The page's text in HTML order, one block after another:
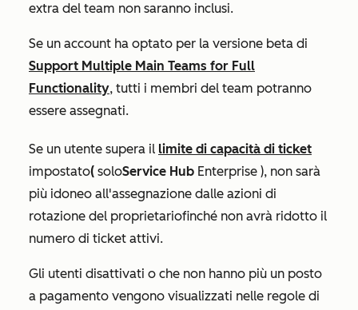
extra del team non saranno inclusi.
Se un account ha optato per la versione beta di
Support Multiple Main Teams for Full
Functionality, tutti i membri del team potranno
essere assegnati.
Se un utente supera il limite di capacità di ticket
impostato( soloService Hub Enterprise ), non sarà
più idoneo all'assegnazione dalle azioni di
rotazione del proprietariofinché non avrà ridotto il
numero di ticket attivi.
Gli utenti disattivati o che non hanno più un posto
a pagamento vengono visualizzati nelle regole di